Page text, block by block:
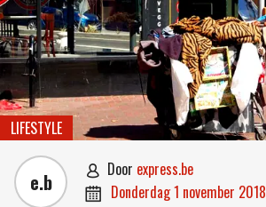
LIFESTYLE
e.b  door express.be
 donderdag 1 november 2018